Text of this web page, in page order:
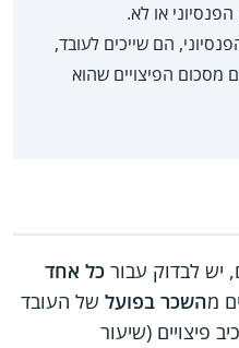
או לא.
הם שייכים לעובד,
מסכום הפיצויים שהוא
יש לבדוק עבור כל אחד
מהשכר בפועל של העובד
פיצויים (שיעור